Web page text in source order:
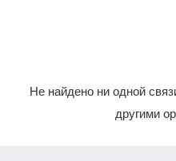
Не найдено ни одной
другими